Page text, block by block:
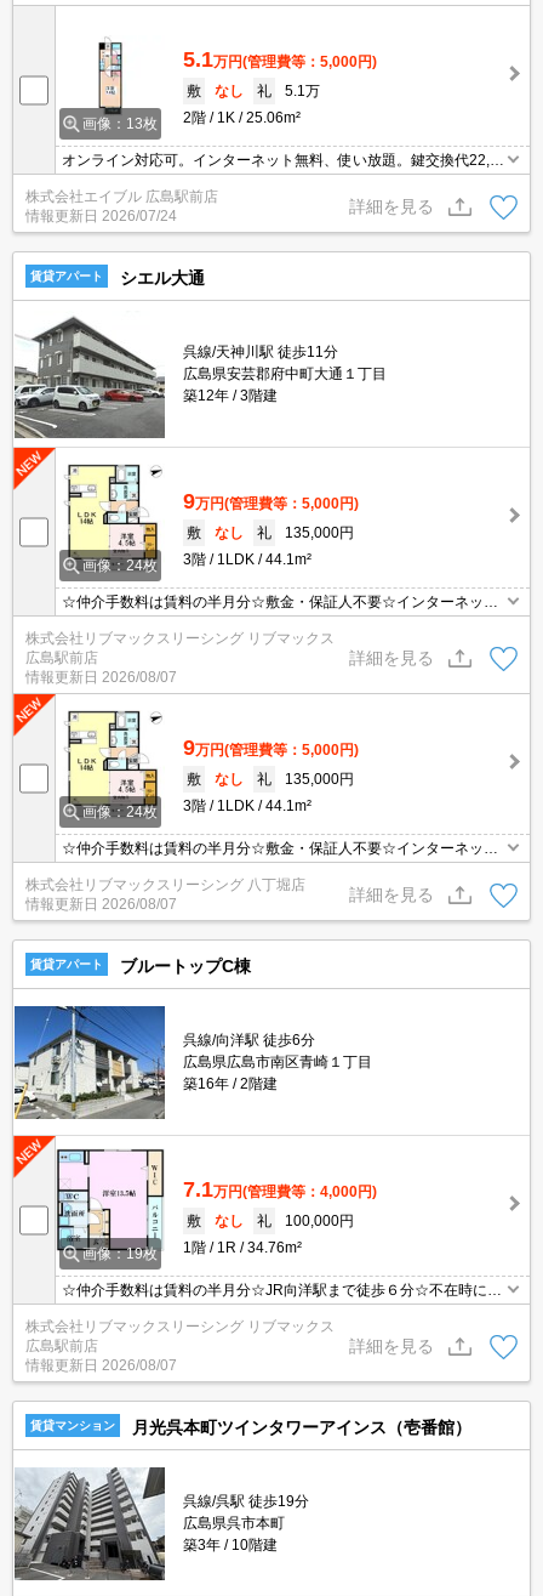
画像：13枚
5.1万円(管理費等：5,000円)
敷
なし 礼
5.1万
2階
1K 25.06m²
オンライン対応可。インターネット無料、使い放題。鍵交換代22,0
00円。ペット飼育の場合、敷金2ヵ月分増。
株式会社エイブル 広島駅前店
情報更新日 2026/07/24
詳細を見る
賃貸アパート シエル大通
呉線/天神川駅 徒歩11分
広島県安芸郡府中町大通１丁目
築12年
3階建
画像：24枚
9万円(管理費等：5,000円)
敷
なし 礼
135,000円
3階
1LDK 44.1m²
☆仲介手数料は賃料の半月分☆敷金・保証人不要☆インターネット
無料☆不在時にも安心の宅配BOXあり♪追い焚き機能など水回り設
備充実♫都市ガスで経済的♪近くにスーパーやコンビニがありますの
でお買い物らくらく♪
株式会社リブマックスリーシング リブマックス
広島駅前店
情報更新日 2026/08/07
詳細を見る
画像：24枚
9万円(管理費等：5,000円)
敷
なし 礼
135,000円
3階
1LDK 44.1m²
☆仲介手数料は賃料の半月分☆敷金・保証人不要☆インターネット
無料☆不在時にも安心の宅配BOXあり♪追い焚き機能など水回り設
備充実♫都市ガスで経済的♪近くにスーパーやコンビニがありますの
でお買い物らくらく♪
株式会社リブマックスリーシング 八丁堀店
情報更新日 2026/08/07
詳細を見る
賃貸アパート ブルートップC棟
呉線/向洋駅 徒歩6分
広島県広島市南区青崎１丁目
築16年
2階建
画像：19枚
7.1万円(管理費等：4,000円)
敷
なし 礼
100,000円
1階
1R 34.76m²
☆仲介手数料は賃料の半月分☆JR向洋駅まで徒歩６分☆不在時にう
れしい宅配ボックス付き☆浴室乾燥機や温水洗浄便座など人気の室
内設備あり☆ウォークインクローゼットあり☆モニタ付オートロッ
ク完備でセキュリティーは安心☆彡
株式会社リブマックスリーシング リブマックス
広島駅前店
情報更新日 2026/08/07
詳細を見る
賃貸マンション 月光呉本町ツインタワーアインス（壱番館）
呉線/呉駅 徒歩19分
広島県呉市本町
築3年
10階建